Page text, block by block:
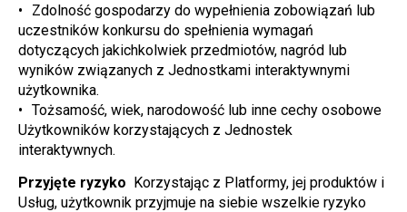
Zdolność gospodarzy do wypełnienia zobowiązań lub
uczestników konkursu do spełnienia wymagań
dotyczących jakichkolwiek przedmiotów, nagród lub
wyników związanych z Jednostkami interaktywnymi
użytkownika.
Tożsamość, wiek, narodowość lub inne cechy osobowe
Użytkowników korzystających z Jednostek
interaktywnych.
Przyjęte ryzyko Korzystając z Platformy, jej produktów i
Usług, użytkownik przyjmuje na siebie wszelkie ryzyko